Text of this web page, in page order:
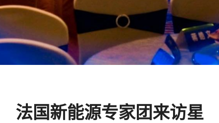
法国新能源专家团来访星